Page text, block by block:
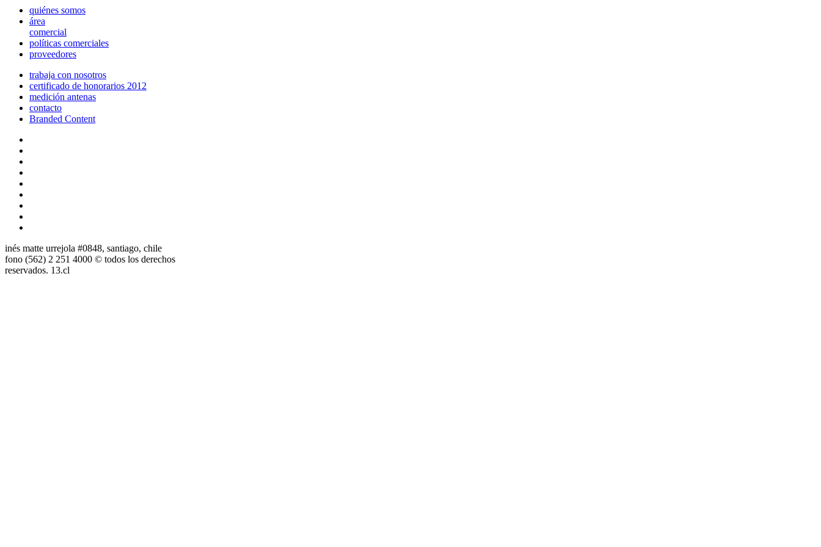
quiénes somos
área
comercial
políticas comerciales
proveedores
trabaja con nosotros
certificado de honorarios 2012
medición antenas
contacto
Branded Content
inés matte urrejola #0848, santiago, chile
fono (562) 2 251 4000 © todos los derechos
reservados. 13.cl